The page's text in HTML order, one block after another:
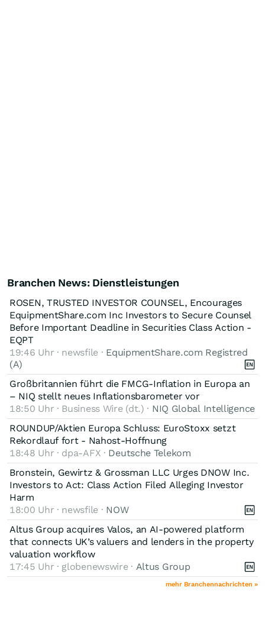
Branchen News: Dienstleistungen
ROSEN, TRUSTED INVESTOR COUNSEL, Encourages
EquipmentShare.com Inc Investors to Secure Counsel
Before Important Deadline in Securities Class Action -
EQPT
19:46 Uhr · newsfile · EquipmentShare.com Registred
(A)
Großbritannien führt die FMCG-Inflation in Europa an
– NIQ stellt neues Inflationsbarometer vor
18:50 Uhr · Business Wire (dt.) · NIQ Global Intelligence
ROUNDUP/Aktien Europa Schluss: EuroStoxx setzt
Rekordlauf fort - Nahost-Hoffnung
18:48 Uhr · dpa-AFX · Deutsche Telekom
Bronstein, Gewirtz & Grossman LLC Urges DNOW Inc.
Investors to Act: Class Action Filed Alleging Investor
Harm
18:00 Uhr · newsfile · NOW
Altus Group acquires Valos, an AI-powered platform
that connects UK’s valuers and lenders in the property
valuation workflow
17:45 Uhr · globenewswire · Altus Group
mehr Branchennachrichten »